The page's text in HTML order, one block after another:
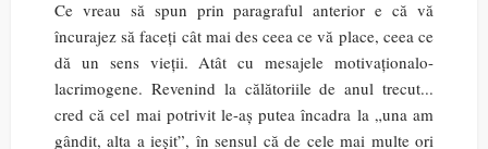
Ce vreau să spun prin paragraful anterior e că vă
încurajez să faceți cât mai des ceea ce vă place, ceea ce
dă un sens vieții. Atât cu mesajele motivaționalo-
lacrimogene. Revenind la călătoriile de anul trecut...
cred că cel mai potrivit le-aș putea încadra la „una am
gândit, alta a ieșit”, în sensul că de cele mai multe ori